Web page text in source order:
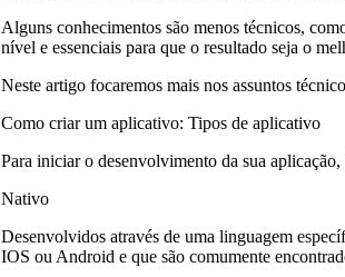
Alguns conhecimentos são menos técnicos,
nível e essenciais para que o resultado seja o
Neste artigo focaremos mais nos assuntos
Como criar um aplicativo: Tipos de aplicativo
Para iniciar o desenvolvimento da sua
Nativo
Desenvolvidos através de uma linguagem
IOS ou Android e que são comumente